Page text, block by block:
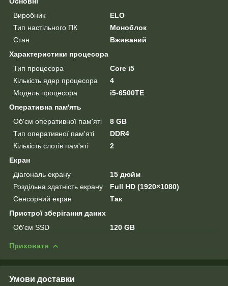
Виробник
ELO
Тип настільного ПК
Моноблок
Стан
Вживаний
Характеристики процесора
Тип процесора
Core i5
Кількість ядер процесора
4
Модель процесора
i5-6500TE
Оперативна пам'ять
Об'єм оперативної пам'яті
8 GB
Тип оперативної пам'яті
DDR4
Кількість слотів пам'яті
2
Екран
Діагональ екрану
15 дюйм
Роздільна здатність екрану
Full HD (1920×1080)
Сенсорний екран
Так
Пристрої зберігання даних
Об'єм SSD
120 GB
Приховати
Умови доставки